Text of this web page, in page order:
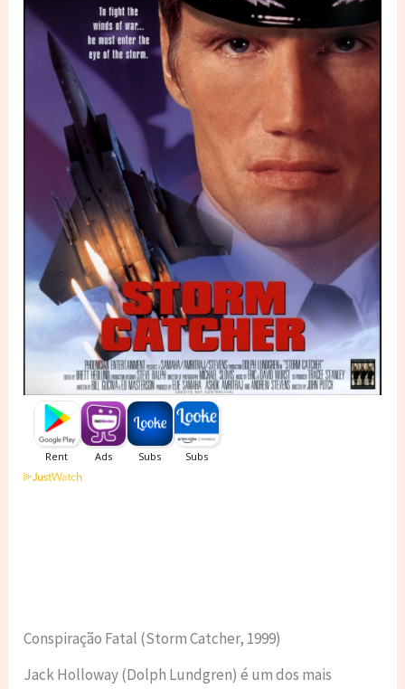
Conspiração Fatal (Storm Catcher, 1999)
Jack Holloway (Dolph Lundgren) é um dos mais